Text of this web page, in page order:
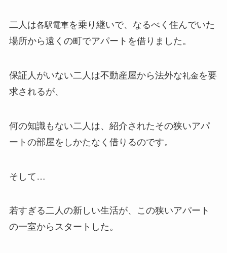
二人は各駅電車を乗り継いで、なるべく住んでいた
場所から遠くの町でアパートを借りました。
保証人がいない二人は不動産屋から法外な礼金を要
求されるが、
何の知識もない二人は、紹介されたその狭いアパ
ートの部屋をしかたなく借りるのです。
そして…
若すぎる二人の新しい生活が、この狭いアパート
の一室からスタートした。